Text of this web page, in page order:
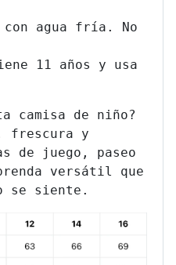
con agua fría. No
11 años y usa
camisa de niño?
frescura y
de juego, paseo
versátil que
se siente.